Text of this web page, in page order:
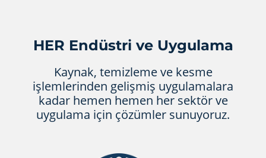
HER Endüstri ve Uygulama
Kaynak, temizleme ve kesme
işlemlerinden gelişmiş uygulamalara
kadar hemen hemen her sektör ve
uygulama için çözümler sunuyoruz.